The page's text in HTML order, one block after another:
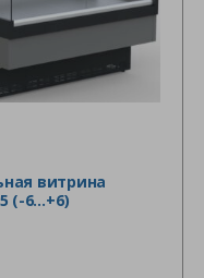
витрина
(-6…+6)